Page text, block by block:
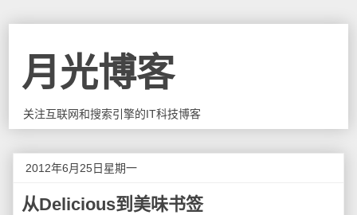
月光博客
关注互联网和搜索引擎的IT科技博客
2012年6月25日星期一
从Delicious到美味书签